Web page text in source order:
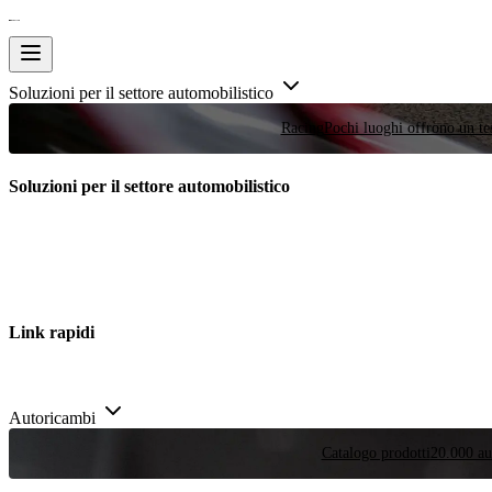
Soluzioni per il settore automobilistico
RacingPochi luoghi offrono un
Soluzioni per il settore automobilistico
Link rapidi
Autoricambi
Catalogo prodotti 20.000